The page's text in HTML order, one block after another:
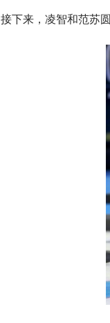
接下来，凌智和范苏